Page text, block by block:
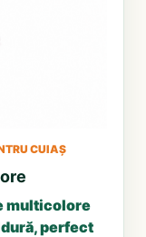
CUIAȘ
multicolore
perfect